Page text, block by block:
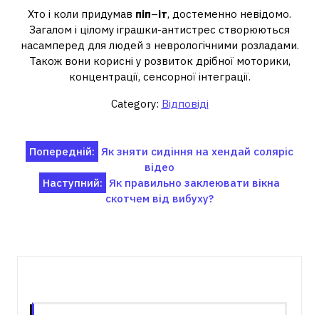
Хто і коли придумав піп–іт, достеменно невідомо.
Загалом і цілому іграшки-антистрес створюються
насамперед для людей з неврологічними розладами.
Також вони корисні у розвиток дрібної моторики,
концентрації, сенсорної інтеграції.
Category: Відповіді
Навігація
записів
Попередній: Як зняти сидіння на хендай соляріс
відео
Наступний: Як правильно заклеювати вікна
скотчем від вибуху?